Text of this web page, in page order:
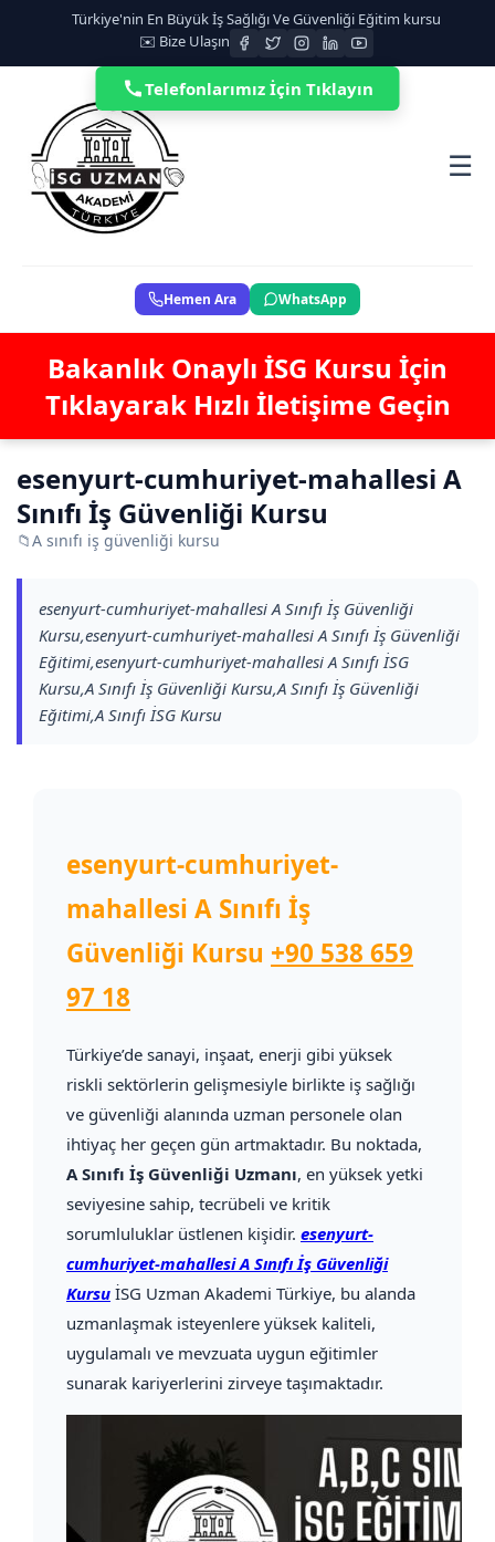
Türkiye'nin En Büyük İş Sağlığı Ve Güvenliği Eğitim kursu
✉️ Bize Ulaşın
☰
Hemen Ara WhatsApp
Bakanlık Onaylı İSG Kursu İçin
Tıklayarak Hızlı İletişime Geçin
esenyurt-cumhuriyet-mahallesi A
Sınıfı İş Güvenliği Kursu
📁A sınıfı iş güvenliği kursu
esenyurt-cumhuriyet-mahallesi A Sınıfı İş Güvenliği
Kursu,esenyurt-cumhuriyet-mahallesi A Sınıfı İş Güvenliği
Eğitimi,esenyurt-cumhuriyet-mahallesi A Sınıfı İSG
Kursu,A Sınıfı İş Güvenliği Kursu,A Sınıfı İş Güvenliği
Eğitimi,A Sınıfı İSG Kursu
esenyurt-cumhuriyet-
mahallesi A Sınıfı İş
Güvenliği Kursu +90 538 659
97 18
Türkiye’de sanayi, inşaat, enerji gibi yüksek
riskli sektörlerin gelişmesiyle birlikte iş sağlığı
ve güvenliği alanında uzman personele olan
ihtiyaç her geçen gün artmaktadır. Bu noktada,
A Sınıfı İş Güvenliği Uzmanı, en yüksek yetki
seviyesine sahip, tecrübeli ve kritik
sorumluluklar üstlenen kişidir. esenyurt-
cumhuriyet-mahallesi A Sınıfı İş Güvenliği
Kursu İSG Uzman Akademi Türkiye, bu alanda
uzmanlaşmak isteyenlere yüksek kaliteli,
uygulamalı ve mevzuata uygun eğitimler
sunarak kariyerlerini zirveye taşımaktadır.
Telefonlarımız İçin Tıklayın